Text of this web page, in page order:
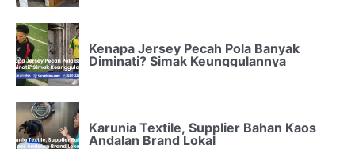
Kenapa Jersey Pecah Pola Banyak
Diminati? Simak Keunggulannya
Karunia Textile, Supplier Bahan Kaos
Andalan Brand Lokal